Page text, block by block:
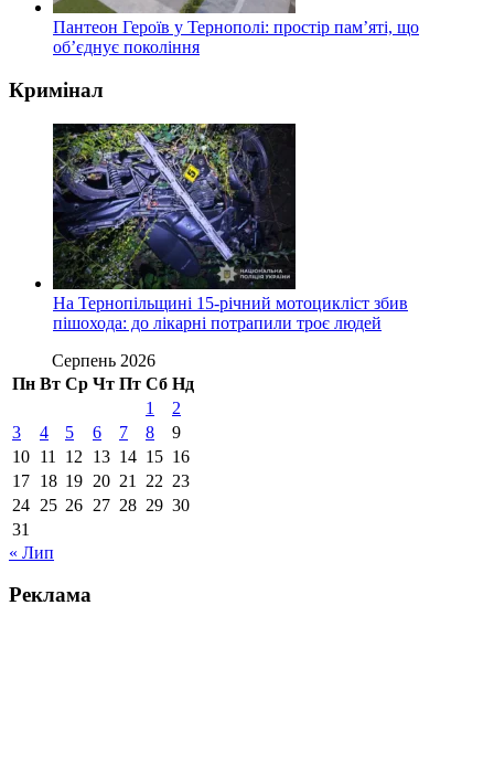
Пантеон Героїв у Тернополі: простір пам’яті, що
об’єднує покоління
Кримінал
На Тернопільщині 15-річний мотоцикліст збив
пішохода: до лікарні потрапили троє людей
Серпень 2026
Пн Вт Ср Чт Пт Сб Нд
1
2
3
4 5 6 7 8
9
10 11 12 13 14 15 16
17 18 19 20 21 22 23
24 25 26 27 28 29 30
31
« Лип
Реклама